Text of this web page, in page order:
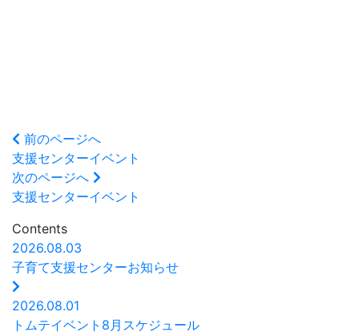
前のページへ
支援センターイベント
次のページへ
支援センターイベント
Contents
2026.08.03
子育て支援センターお知らせ
2026.08.01
トムテイベント8月スケジュール